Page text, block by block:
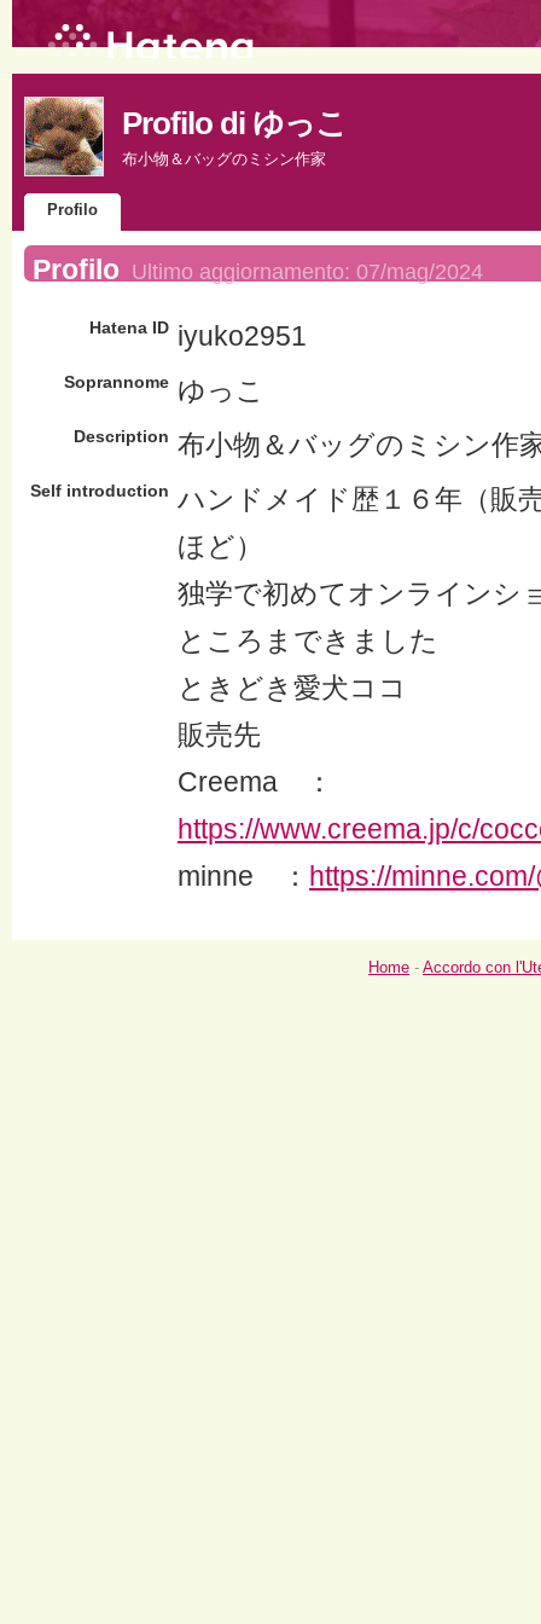
Profilo di ゆっこ
布小物＆バッグのミシン作家
Profilo
Profilo Ultimo aggiornamento: 07/mag/2024
Hatena ID iyuko2951
Soprannome ゆっこ
Description 布小物＆バッグのミシン作
Self introduction ハンドメイド歴１６年（販
ほど）
独学で初めてオンラインシ
ところまできました
ときどき愛犬ココ
販売先
Creema ：
https://www.creema.jp/c/
minne ： https://
Home - Accordo con